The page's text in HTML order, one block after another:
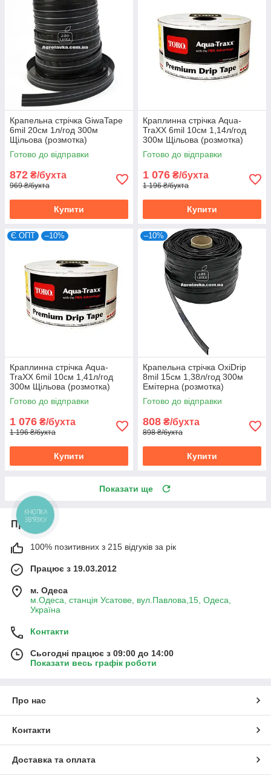
Крапельна стрічка GiwaTape
6mil 20см 1л/год 300м
Щільова (розмотка)
Готово до відправки
872 ₴/бухта
969 ₴/бухта
Купити
Краплинна стрічка Aqua-
TraXX 6mil 10см 1,14л/год
300м Щільова (розмотка)
Готово до відправки
1 076 ₴/бухта
1 196 ₴/бухта
Купити
Є ОПТ –10%
Краплинна стрічка Aqua-
TraXX 6mil 10см 1,41л/год
300м Щільова (розмотка)
Готово до відправки
1 076 ₴/бухта
1 196 ₴/бухта
Купити
–10%
Крапельна стрічка OxiDrip
8mil 15см 1,38л/год 300м
Емітерна (розмотка)
Готово до відправки
808 ₴/бухта
898 ₴/бухта
Купити
Показати ще
Про нас
100% позитивних з 215 відгуків за рік
Працює з 19.03.2012
м. Одеса
м.Одеса, станція Усатове, вул.Павлова,15, Одеса,
Україна
Контакти
Сьогодні працює з 09:00 до 14:00
Показати весь графік роботи
Про нас
Контакти
Доставка та оплата
КНОПКА
ЗВ'ЯЗКУ